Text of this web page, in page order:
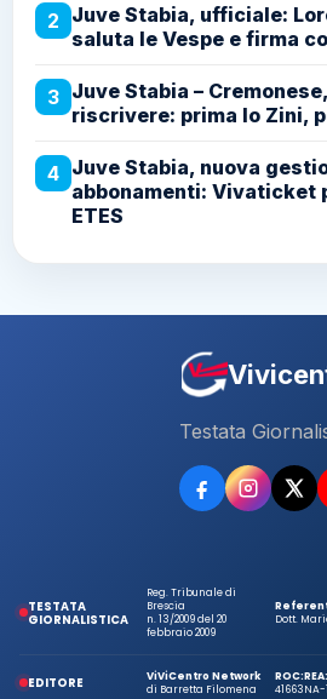
2 Juve Stabia, ufficiale:
saluta le Vespe e firma
3 Juve Stabia –
riscrivere: prima lo Zini,
4 Juve Stabia, nuova
abbonamenti: Vivaticket
ETES
Testata
TESTATA
GIORNALISTICA
Reg. Tribunale di
Brescia
n. 13/2009 del 20
febbraio 2009
Dott.
EDITORE
ViViCentro Network
di Barretta Filomena
ROC:
41663
REA:
NA-